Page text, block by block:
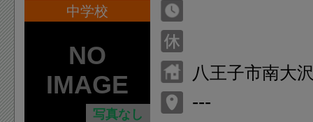
中学校
写真なし
八王子市南大
---